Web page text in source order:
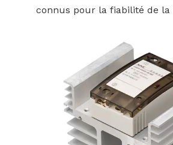
connus pour la fiabilité de la